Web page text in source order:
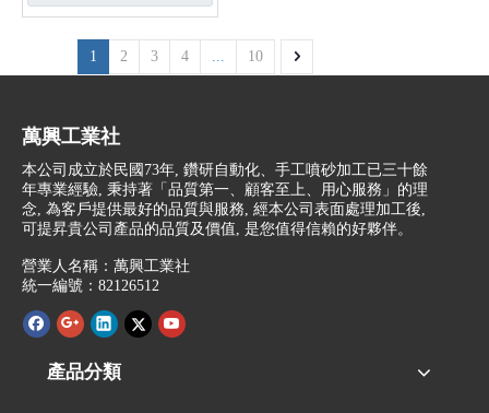
1 2 3 4 ... 10
萬興工業社
本公司成立於民國73年, 鑽研自動化、手工噴砂加工已三十餘
年專業經驗, 秉持著「品質第一、顧客至上、用心服務」的理
念, 為客戶提供最好的品質與服務, 經本公司表面處理加工後,
可提昇貴公司產品的品質及價值, 是您值得信賴的好夥伴。
營業人名稱：萬興工業社
統一編號：82126512
產品分類